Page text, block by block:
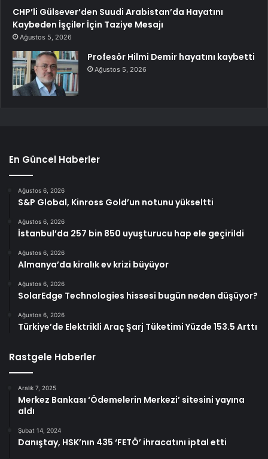
CHP’li Gülsever’den Suudi Arabistan’da Hayatını
Kaybeden İşçiler İçin Taziye Mesajı
Ağustos 5, 2026
Profesör Hilmi Demir hayatını kaybetti
Ağustos 5, 2026
En Güncel Haberler
Ağustos 6, 2026
S&P Global, Kinross Gold’un notunu yükseltti
Ağustos 6, 2026
İstanbul’da 257 bin 850 uyuşturucu hap ele geçirildi
Ağustos 6, 2026
Almanya’da kiralık ev krizi büyüyor
Ağustos 6, 2026
SolarEdge Technologies hissesi bugün neden düşüyor?
Ağustos 6, 2026
Türkiye’de Elektrikli Araç Şarj Tüketimi Yüzde 153.5 Arttı
Rastgele Haberler
Aralık 7, 2025
Merkez Bankası ‘Ödemelerin Merkezi’ sitesini yayına
aldı
Şubat 14, 2024
Danıştay, HSK’nın 435 ‘FETÖ’ ihracatını iptal etti